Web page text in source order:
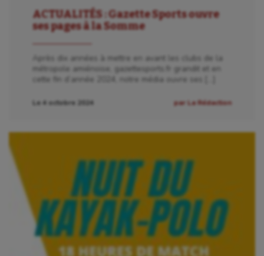
ACTUALITÉS : Gazette Sports ouvre
ses pages à la Somme
Après dix années à mettre en avant les clubs de la
métropole amiénoise, gazettesports.fr grandit et en
cette fin d’année 2024, notre média ouvre ses […]
Le 4 octobre 2024 par La Rédaction